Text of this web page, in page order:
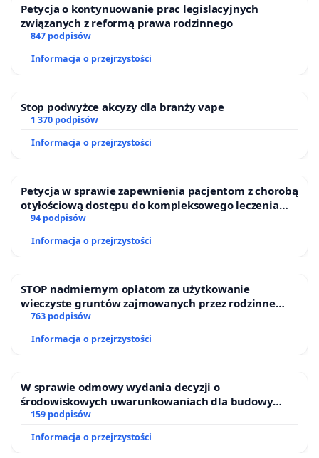
Petycja o kontynuowanie prac legislacyjnych
związanych z reformą prawa rodzinnego
847 podpisów
Informacja o przejrzystości
Stop podwyżce akcyzy dla branży vape
1 370 podpisów
Informacja o przejrzystości
Petycja w sprawie zapewnienia pacjentom z chorobą
otyłościową dostępu do kompleksowego leczenia
oraz programów profilaktycznych.
94 podpisów
Informacja o przejrzystości
STOP nadmiernym opłatom za użytkowanie
wieczyste gruntów zajmowanych przez rodzinne
ogrody działkowe.
763 podpisów
Informacja o przejrzystości
W sprawie odmowy wydania decyzji o
środowiskowych uwarunkowaniach dla budowy
zakładu wytwarzania biometanu „Krynki” w
Puszczy Knyszyńskiej
159 podpisów
Informacja o przejrzystości